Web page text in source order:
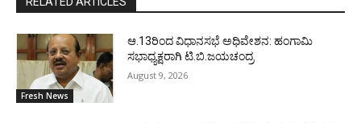
Fresh News
ಆ.13ರಿಂದ ವಿಧಾನಸಭೆ ಅಧಿವೇಶನ: ಹಂಗಾಮಿ
ಸಭಾಧ್ಯಕ್ಷರಾಗಿ ಟಿ.ಬಿ.ಜಯಚಂದ್ರ
August 9, 2026